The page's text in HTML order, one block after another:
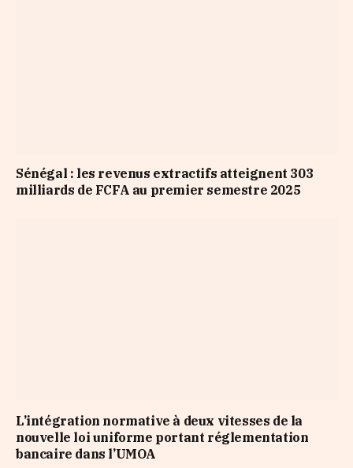
Sénégal : les revenus extractifs atteignent 303
milliards de FCFA au premier semestre 2025
L’intégration normative à deux vitesses de la
nouvelle loi uniforme portant réglementation
bancaire dans l’UMOA